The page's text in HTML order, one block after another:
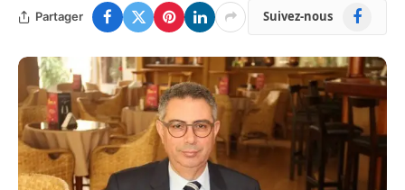
Partager Suivez-nous Facebook